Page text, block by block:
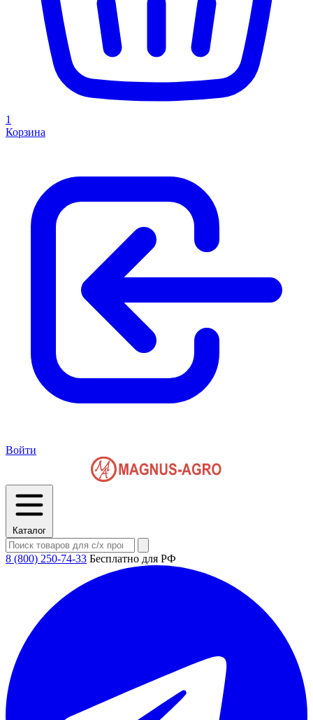
1
Корзина
Войти
Каталог
8 (800) 250-74-33 Бесплатно для РФ